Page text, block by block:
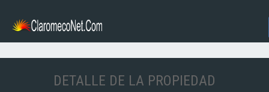
DETALLE DE LA PROPIEDAD